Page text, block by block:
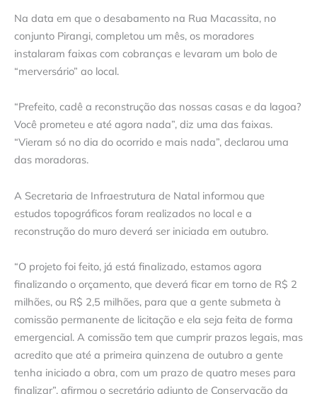
Na data em que o desabamento na Rua Macassita, no
conjunto Pirangi, completou um mês, os moradores
instalaram faixas com cobranças e levaram um bolo de
“merversário” ao local.
“Prefeito, cadê a reconstrução das nossas casas e da lagoa?
Você prometeu e até agora nada”, diz uma das faixas.
“Vieram só no dia do ocorrido e mais nada”, declarou uma
das moradoras.
A Secretaria de Infraestrutura de Natal informou que
estudos topográficos foram realizados no local e a
reconstrução do muro deverá ser iniciada em outubro.
“O projeto foi feito, já está finalizado, estamos agora
finalizando o orçamento, que deverá ficar em torno de R$ 2
milhões, ou R$ 2,5 milhões, para que a gente submeta à
comissão permanente de licitação e ela seja feita de forma
emergencial. A comissão tem que cumprir prazos legais, mas
acredito que até a primeira quinzena de outubro a gente
tenha iniciado a obra, com um prazo de quatro meses para
finalizar”, afirmou o secretário adjunto de Conservação da